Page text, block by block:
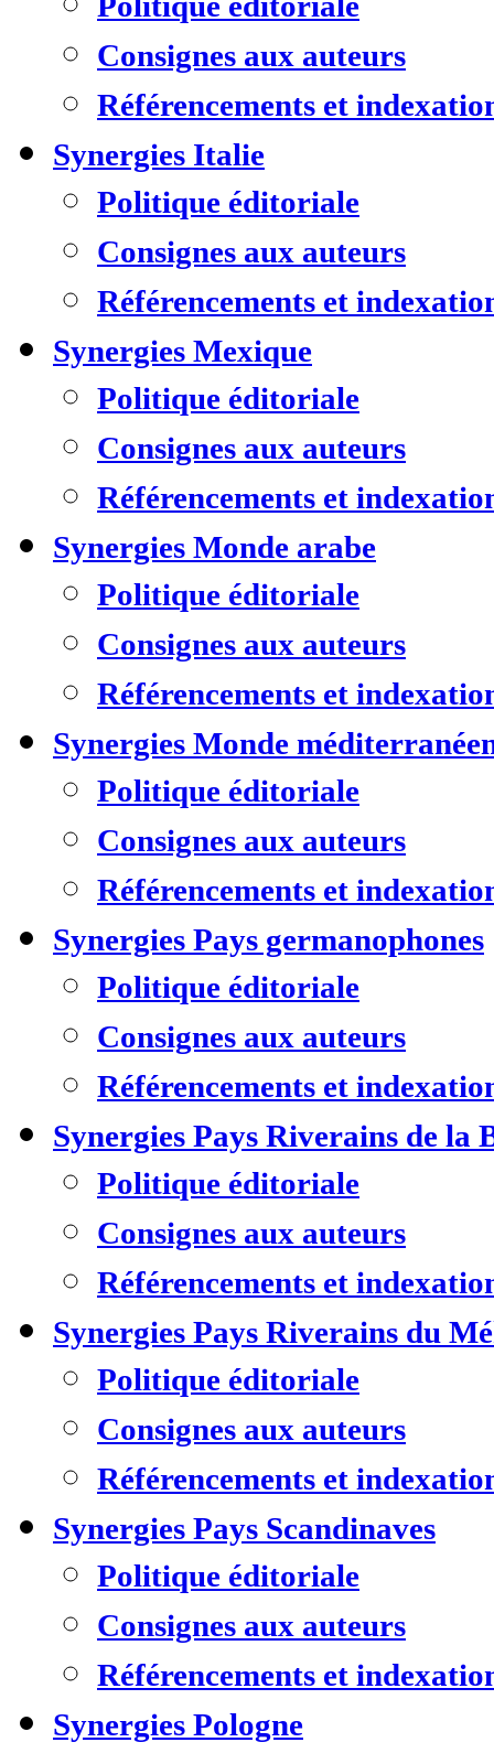
Consignes aux auteurs
Référencements et
Synergies Italie
Politique éditoriale
Consignes aux auteurs
Référencements et
Synergies Mexique
Politique éditoriale
Consignes aux auteurs
Référencements et
Synergies Monde arabe
Politique éditoriale
Consignes aux auteurs
Référencements et
Synergies Monde
Politique éditoriale
Consignes aux auteurs
Référencements et
Synergies Pays germanophones
Politique éditoriale
Consignes aux auteurs
Référencements et
Synergies Pays Riverains de la
Politique éditoriale
Consignes aux auteurs
Référencements et
Synergies Pays Riverains du
Politique éditoriale
Consignes aux auteurs
Référencements et
Synergies Pays Scandinaves
Politique éditoriale
Consignes aux auteurs
Référencements et
Synergies Pologne